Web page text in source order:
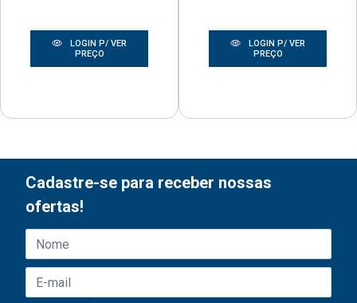
LOGIN P/ VER
PREÇO
LOGIN P/ VER
PREÇO
Cadastre-se para receber nossas
ofertas!